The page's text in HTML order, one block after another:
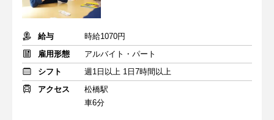
給与
時給1070円
雇用形態
アルバイト・パート
シフト
週1日以上 1日7時間以上
アクセス
松橋駅
車6分